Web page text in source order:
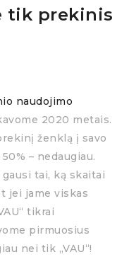
tik prekinis
naudojimo
2020 metais.
ženklą į savo
– nedaugiau.
tai, ką skaitai
jei jame viskas
tikrai
pirmuosius
nei tik „VAU“!